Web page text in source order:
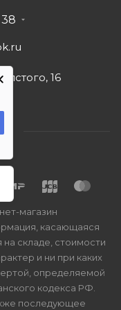
16
магазин
касающаяся
на складе, стоимости
и ни при каких
определяемой
кодекса РФ.
последующее